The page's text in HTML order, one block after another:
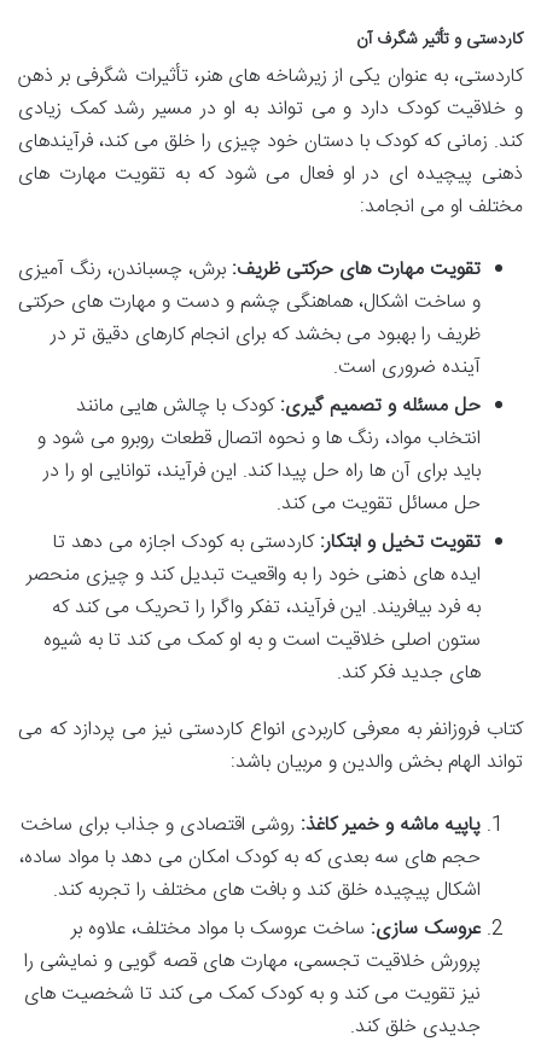
کاردستی و تأثیر شگرف آن
کاردستی، به عنوان یکی از زیرشاخه های هنر، تأثیرات شگرفی بر ذهن
و خلاقیت کودک دارد و می تواند به او در مسیر رشد کمک زیادی
کند. زمانی که کودک با دستان خود چیزی را خلق می کند، فرآیندهای
ذهنی پیچیده ای در او فعال می شود که به تقویت مهارت های
مختلف او می انجامد:
تقویت مهارت های حرکتی ظریف: برش، چسباندن، رنگ آمیزی
و ساخت اشکال، هماهنگی چشم و دست و مهارت های حرکتی
ظریف را بهبود می بخشد که برای انجام کارهای دقیق تر در
آینده ضروری است.
حل مسئله و تصمیم گیری:کودک با چالش هایی مانند
انتخاب مواد، رنگ ها و نحوه اتصال قطعات روبرو می شود و
باید برای آن ها راه حل پیدا کند. این فرآیند، توانایی او را در
حل مسائل تقویت می کند.
تقویت تخیل و ابتکار:کاردستی به کودک اجازه می دهد تا
ایده های ذهنی خود را به واقعیت تبدیل کند و چیزی منحصر
به فرد بیافریند. این فرآیند، تفکر واگرا را تحریک می کند که
ستون اصلی خلاقیت است و به او کمک می کند تا به شیوه
های جدید فکر کند.
کتاب فروزانفر به معرفی کاربردی انواع کاردستی نیز می پردازد که می
تواند الهام بخش والدین و مربیان باشد:
پاپیه ماشه و خمیر کاغذ: روشی اقتصادی و جذاب برای ساخت
حجم های سه بعدی که به کودک امکان می دهد با مواد ساده،
اشکال پیچیده خلق کند و بافت های مختلف را تجربه کند.
عروسک سازی: ساخت عروسک با مواد مختلف، علاوه بر
پرورش خلاقیت تجسمی، مهارت های قصه گویی و نمایشی را
نیز تقویت می کند و به کودک کمک می کند تا شخصیت های
جدیدی خلق کند.